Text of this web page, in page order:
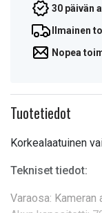
30 päivän
Ilmainen
Nopea
Tuotetiedot
Korkealaatuinen
Tekniset tiedot:
Varaosa: Kameran